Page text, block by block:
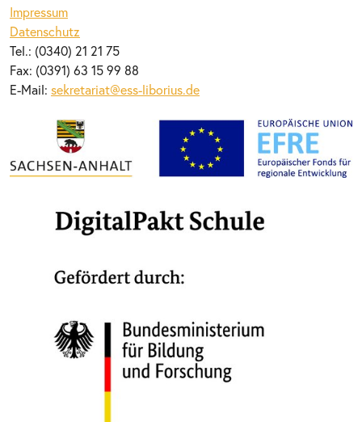
Impressum
Datenschutz
Tel.: (0340) 21 21 75
Fax: (0391) 63 15 99 88
E-Mail: sekretariat@ess-liborius.de